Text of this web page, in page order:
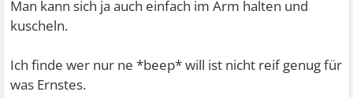
Man kann sich ja auch einfach im Arm halten und
kuscheln.
Ich finde wer nur ne *beep* will ist nicht reif genug für
was Ernstes.